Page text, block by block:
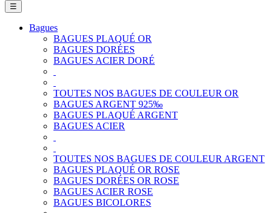
Basculer
la
navigation
☰
Bagues
BAGUES PLAQUÉ OR
BAGUES DORÉES
BAGUES ACIER DORÉ
TOUTES NOS BAGUES DE COULEUR OR
BAGUES ARGENT 925‰
BAGUES PLAQUÉ ARGENT
BAGUES ACIER
TOUTES NOS BAGUES DE COULEUR ARGENT
BAGUES PLAQUÉ OR ROSE
BAGUES DORÉES OR ROSE
BAGUES ACIER ROSE
BAGUES BICOLORES